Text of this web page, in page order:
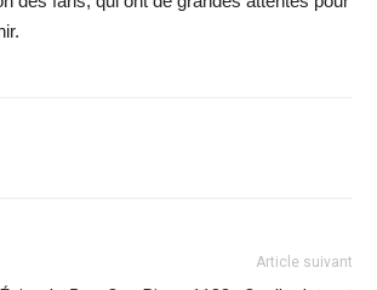
Article suivant